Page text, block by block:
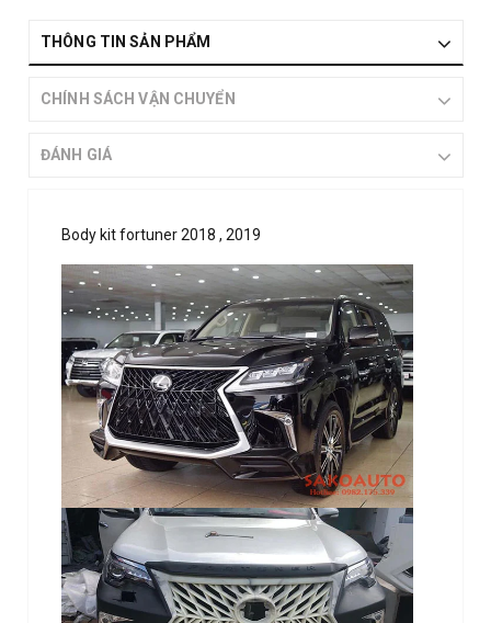
THÔNG TIN SẢN PHẨM
CHÍNH SÁCH VẬN CHUYỂN
ĐÁNH GIÁ
Body kit fortuner 2018 , 2019